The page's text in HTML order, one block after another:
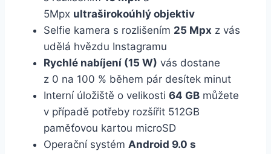
5Mpx ultraširokoúhlý objektiv
Selfie kamera s rozlišením 25 Mpx z vás
udělá hvězdu Instagramu
Rychlé nabíjení (15 W) vás dostane
z 0 na 100 % během pár desítek minut
Interní úložiště o velikosti 64 GB můžete
v případě potřeby rozšířit 512GB
paměťovou kartou microSD
Operační systém Android 9.0 s